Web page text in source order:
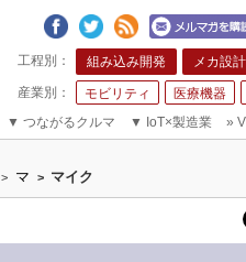
組み込み開発 メカ設計
モビリティ
医療機器
▼ つながるクルマ ▼ IoT×製造業 »
> マ > マイク